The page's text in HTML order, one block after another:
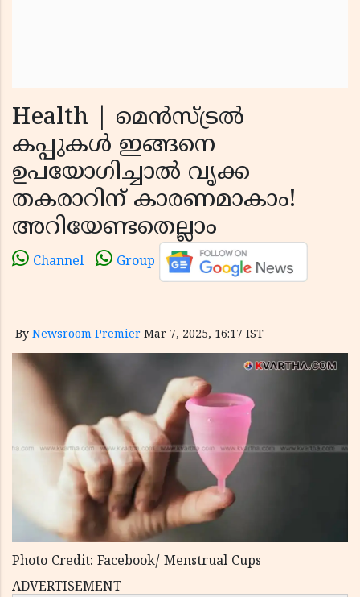
Health | മെൻസ്ട്രൽ
കപ്പുകൾ ഇങ്ങനെ
ഉപയോഗിച്ചാൽ വൃക്ക
തകരാറിന് കാരണമാകാം!
അറിയേണ്ടതെല്ലാം
Channel Group
By Newsroom Premier Mar 7, 2025, 16:17 IST
Photo Credit: Facebook/ Menstrual Cups
ADVERTISEMENT